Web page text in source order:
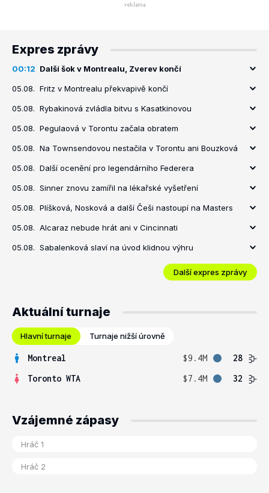
Expres zprávy
00:12 Další šok v Montrealu, Zverev končí
05.08. Fritz v Montrealu překvapivě končí
05.08. Rybakinová zvládla bitvu s Kasatkinovou
05.08. Pegulaová v Torontu začala obratem
05.08. Na Townsendovou nestačila v Torontu ani Bouzková
05.08. Další ocenění pro legendárního Federera
05.08. Sinner znovu zamířil na lékařské vyšetření
05.08. Plíšková, Nosková a další Češi nastoupí na Masters
05.08. Alcaraz nebude hrát ani v Cincinnati
05.08. Sabalenková slaví na úvod klidnou výhru
Další expres zprávy
Aktuální turnaje
Hlavní turnaje Turnaje nižší úrovně
Montreal $9.4M
28
Toronto WTA
$7.4M 32
Vzájemné zápasy